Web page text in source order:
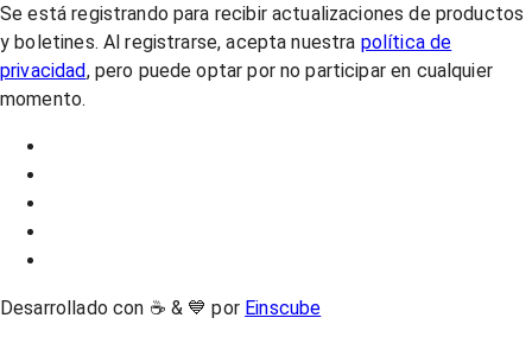
Se está registrando para recibir actualizaciones de productos
y boletines. Al registrarse, acepta nuestra política de
privacidad, pero puede optar por no participar en cualquier
momento.
Desarrollado con ☕ & 💙 por Einscube